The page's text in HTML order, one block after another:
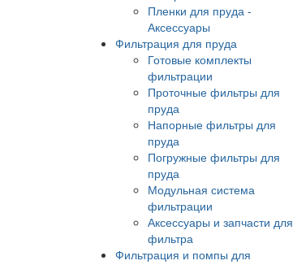
Пленки для пруда -
Аксессуары
Фильтрация для пруда
Готовые комплекты
фильтрации
Проточные фильтры для
пруда
Напорные фильтры для
пруда
Погружные фильтры для
пруда
Модульная система
фильтрации
Аксессуары и запчасти для
фильтра
Фильтрация и помпы для